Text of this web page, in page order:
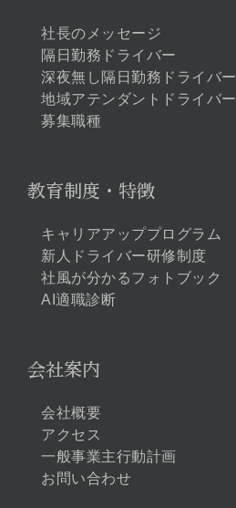
社長のメッセージ
隔日勤務ドライバー
深夜無し隔日勤務ドライバー
地域アテンダントドライバー
募集職種
教育制度・特徴
キャリアアッププログラム
新人ドライバー研修制度
社風が分かるフォトブック
AI適職診断
会社案内
会社概要
アクセス
一般事業主行動計画
お問い合わせ